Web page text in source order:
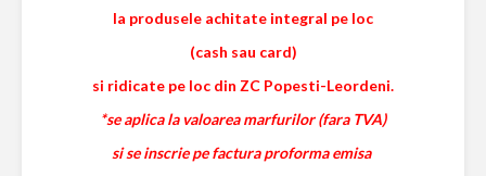
la produsele achitate integral pe loc
(cash sau card)
si ridicate pe loc din ZC Popesti-Leordeni.
*se aplica la valoarea marfurilor (fara TVA)
si se inscrie pe factura proforma emisa